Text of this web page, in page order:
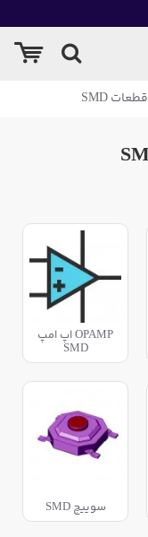
قطعات SMD
OPAMP اپ امپ
SMD
سوییچ SMD